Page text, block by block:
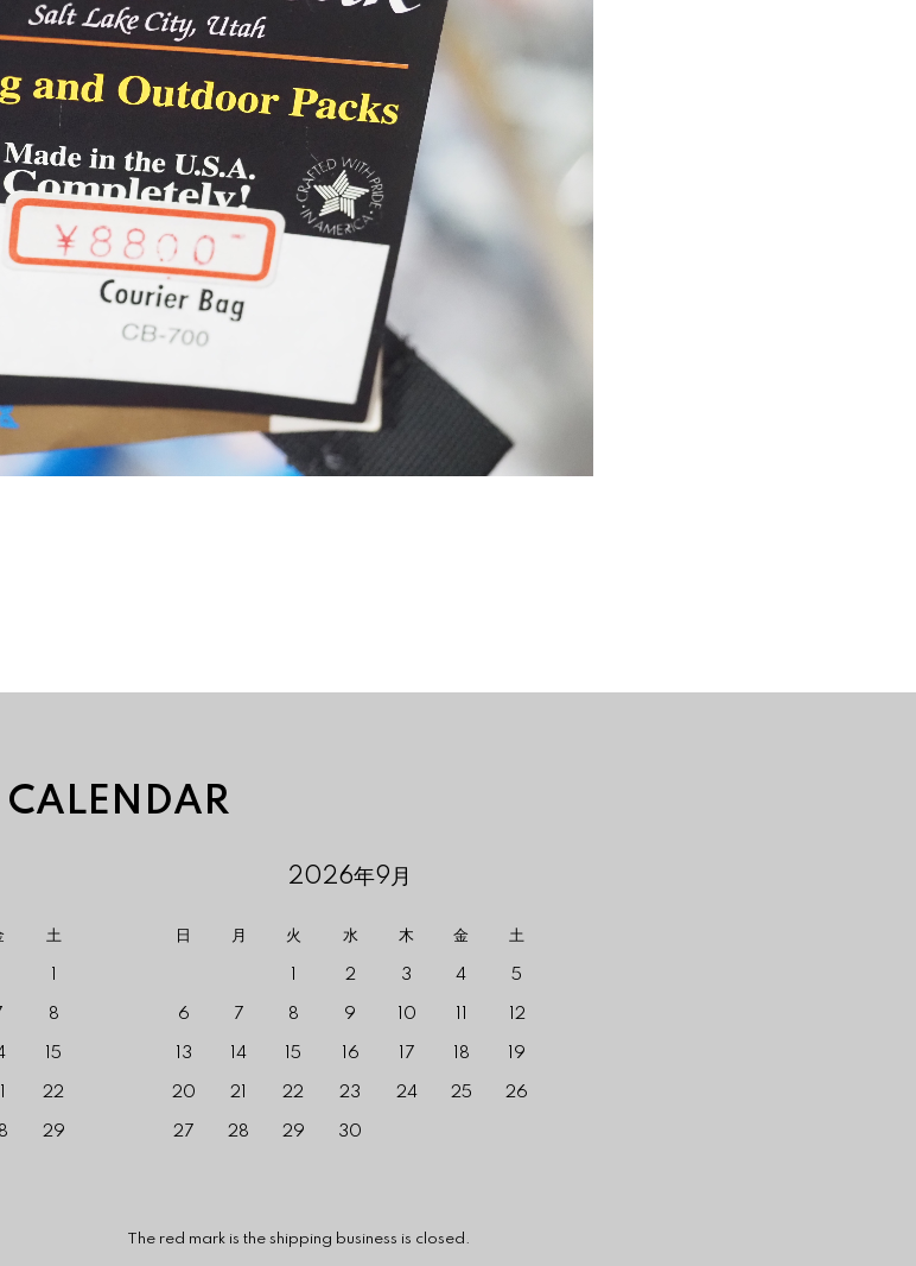
CALENDAR
土
8
15
22
29
2026年9月
日 月 火 水 木 金 土
2 3 4 5
6 7 8 9 10 12
13 14 15 16 17 18 19
20 21 22 23 24 25 26
27 28 29 30
is the shipping business is closed.